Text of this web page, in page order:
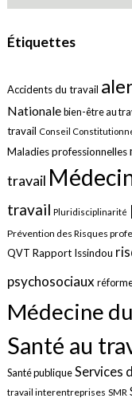
Étiquettes
Accidents du travail
Nationale bien-être au
travail Conseil
Maladies professionnelles
travail
travail Pluridisciplinarité
Prévention des Risques
QVT Rapport Issindou
psychosociaux
Médecine
Santé au
Santé publique Services
travail interentreprises SMR